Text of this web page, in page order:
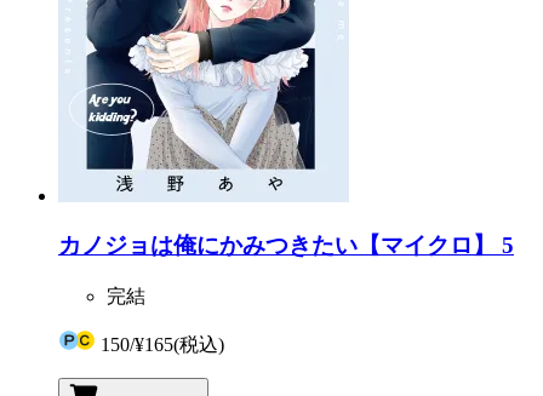
カノジョは俺にかみつきたい【マイクロ】 5
完結
150/¥165(税込)